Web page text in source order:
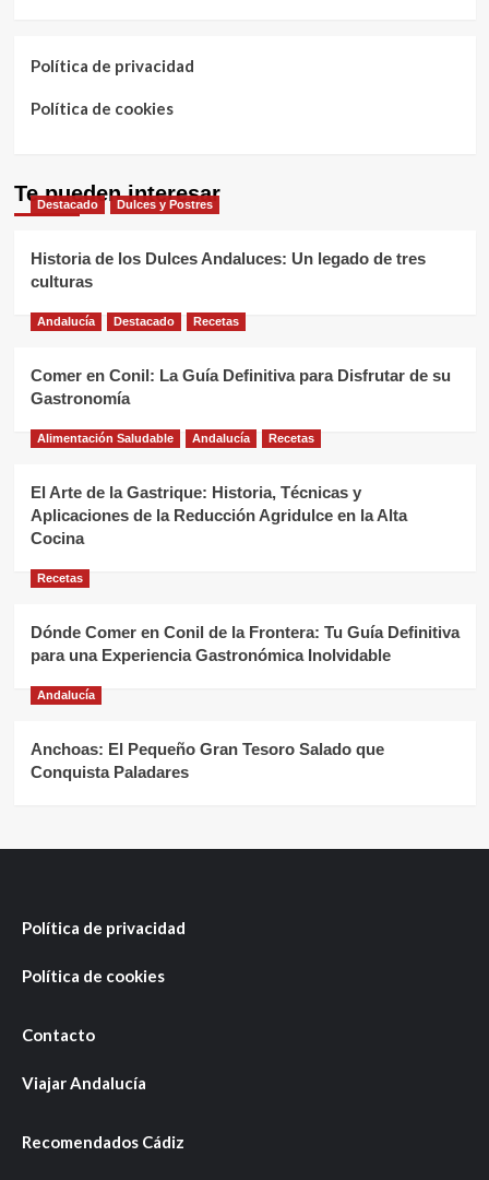
Política de privacidad
Política de cookies
Te pueden interesar
Destacado Dulces y Postres
Historia de los Dulces Andaluces: Un legado de tres
culturas
Andalucía Destacado Recetas
Comer en Conil: La Guía Definitiva para Disfrutar de su
Gastronomía
Alimentación Saludable Andalucía Recetas
El Arte de la Gastrique: Historia, Técnicas y
Aplicaciones de la Reducción Agridulce en la Alta
Cocina
Recetas
Dónde Comer en Conil de la Frontera: Tu Guía Definitiva
para una Experiencia Gastronómica Inolvidable
Andalucía
Anchoas: El Pequeño Gran Tesoro Salado que
Conquista Paladares
Política de privacidad
Política de cookies
Contacto
Viajar Andalucía
Recomendados Cádiz